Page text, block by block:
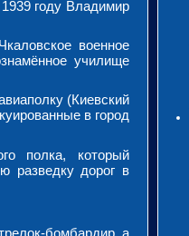
году Владимир
военное
училище
(Киевский
в город
полка, который
разведку дорог в